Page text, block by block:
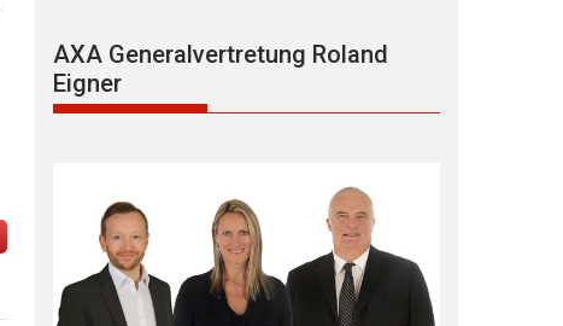
AXA Generalvertretung Roland
Eigner